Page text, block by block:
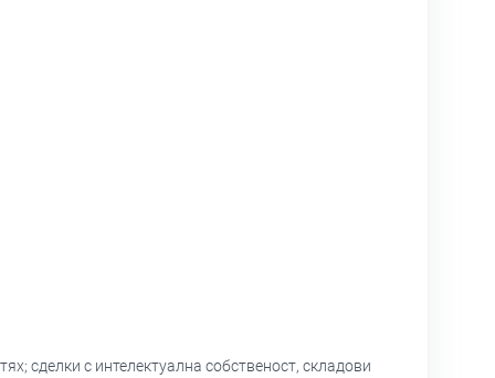
сделки с интелектуална собственост, складови